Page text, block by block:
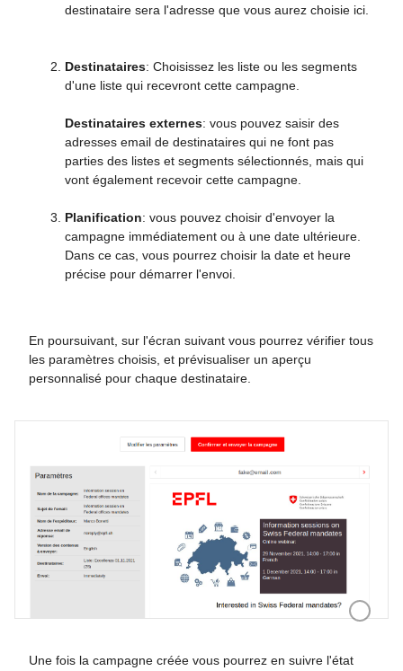
destinataire sera l'adresse que vous aurez choisie ici.
Destinataires: Choisissez les liste ou les segments
d'une liste qui recevront cette campagne.
Destinataires externes: vous pouvez saisir des
adresses email de destinataires qui ne font pas
parties des listes et segments sélectionnés, mais qui
vont également recevoir cette campagne.
Planification: vous pouvez choisir d'envoyer la
campagne immédiatement ou à une date ultérieure.
Dans ce cas, vous pourrez choisir la date et heure
précise pour démarrer l'envoi.
En poursuivant, sur l'écran suivant vous pourrez vérifier tous
les paramètres choisis, et prévisualiser un aperçu
personnalisé pour chaque destinataire.
Une fois la campagne créée vous pourrez en suivre l'état